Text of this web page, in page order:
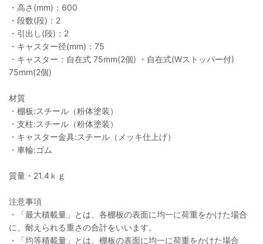
・高さ(mm)：600
・段数(段)：2
・引出し(段)：2
・キャスター径(mm)：75
・キャスター：自在式 75mm(2個) ・自在式(Wストッパー付)
75mm(2個)
材質
・棚板:スチール（粉体塗装）
・支柱:スチール（粉体塗装）
・キャスター金具:スチール（メッキ仕上げ）
・車輪:ゴム
質量・21.4ｋｇ
注意事項
・「最大積載量」とは、各棚板の表面に均一に荷重をかけた場合
に、耐えられる重さの合計をいいます。
・「均等積載量」とは、棚板の表面に均一に荷重をかけた場合